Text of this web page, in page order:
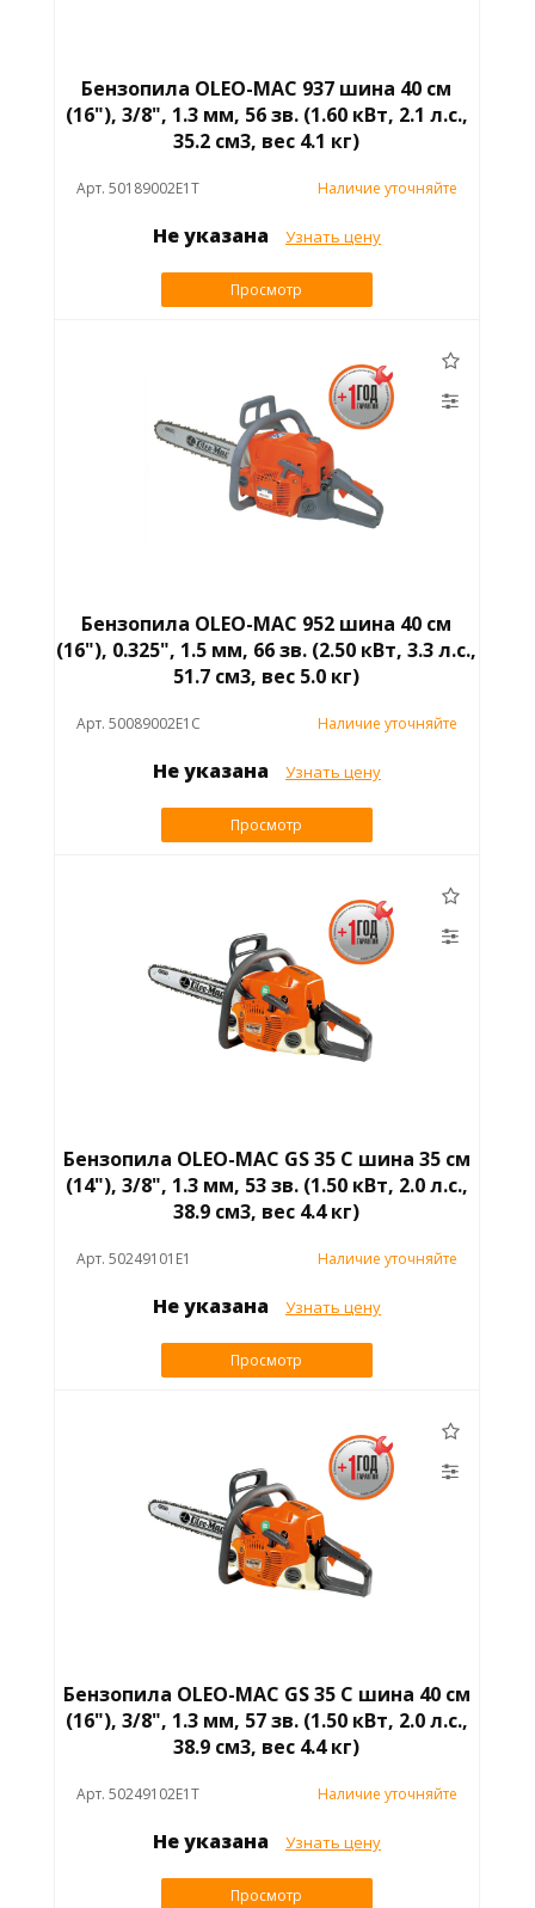
Бензопила OLEO-MAC 937 шина 40 см
(16"), 3/8", 1.3 мм, 56 зв. (1.60 кВт, 2.1 л.с.,
35.2 см3, вес 4.1 кг)
Арт. 50189002E1T Наличие уточняйте
Не указана Узнать цену
Просмотр
Бензопила OLEO-MAC 952 шина 40 см
(16"), 0.325", 1.5 мм, 66 зв. (2.50 кВт, 3.3 л.с.,
51.7 см3, вес 5.0 кг)
Арт. 50089002E1C Наличие уточняйте
Не указана Узнать цену
Просмотр
Бензопила OLEO-MAC GS 35 C шина 35 см
(14"), 3/8", 1.3 мм, 53 зв. (1.50 кВт, 2.0 л.с.,
38.9 см3, вес 4.4 кг)
Арт. 50249101E1 Наличие уточняйте
Не указана Узнать цену
Просмотр
Бензопила OLEO-MAC GS 35 C шина 40 см
(16"), 3/8", 1.3 мм, 57 зв. (1.50 кВт, 2.0 л.с.,
38.9 см3, вес 4.4 кг)
Арт. 50249102E1T Наличие уточняйте
Не указана Узнать цену
Просмотр